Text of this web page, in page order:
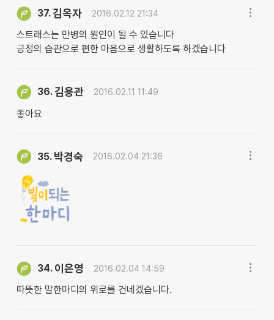
37.김옥자 2016.02.12 21:34
스트래스는 만병의 원인이 될 수 있습니다
긍정의 습관으로 편한 마음으로 생활하도록 하겠습니다
36.김용관 2016.02.11 11:49
좋아요
35. 박경숙 2016.02.04 21:36
34. 이은영 2016.02.04 14:59
따뜻한 말한마디의 위로를 건네겠습니다.